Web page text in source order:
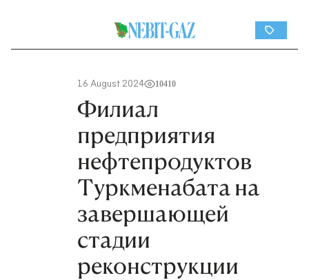
16 August 2024 10410
Филиал
предприятия
нефтепродуктов
Туркменабата на
завершающей
стадии
реконструкции